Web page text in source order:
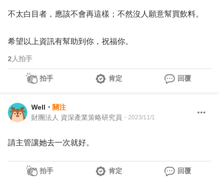
不太白目者，應該不會再這樣；不然沒人願意幫買飲料。
希望以上資訊有幫助到你，祝福你。
2 人拍手
拍手 肯定 回覆
Well ・ 關注
財團法人 資深產業策略研究員 ・ 2023/11/1
請主管讓她去一次就好。
拍手 肯定 回覆